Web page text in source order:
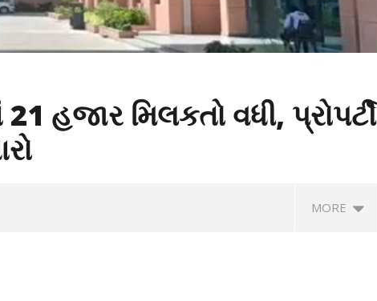
હજાર મિલકતો વધી, પ્રોપર્ટી
MORE